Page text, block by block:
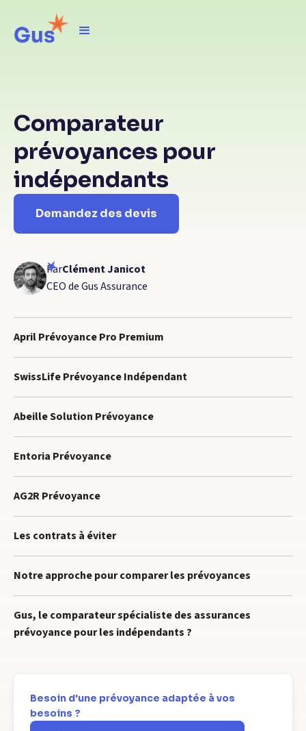
Comparateur
prévoyances pour
indépendants
Demandez des devis
ParClément Janicot
CEO de Gus Assurance
April Prévoyance Pro Premium
SwissLife Prévoyance Indépendant
Abeille Solution Prévoyance
Entoria Prévoyance
AG2R Prévoyance
Les contrats à éviter
Notre approche pour comparer les prévoyances
Gus, le comparateur spécialiste des assurances
prévoyance pour les indépendants ?
Besoin d'une prévoyance adaptée à vos
besoins ?